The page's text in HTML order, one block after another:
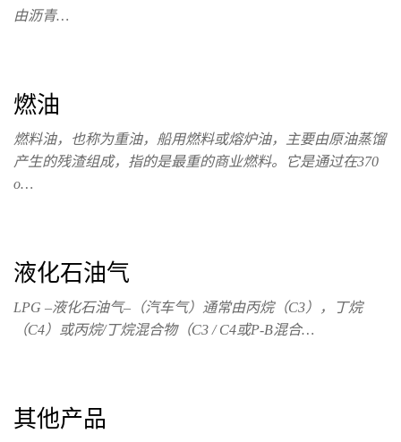
由沥青…
燃油
燃料油，也称为重油，船用燃料或熔炉油，主要由原油蒸馏
产生的残渣组成，指的是最重的商业燃料。它是通过在370
o…
液化石油气
LPG –液化石油气–（汽车气）通常由丙烷（C3），丁烷
（C4）或丙烷/丁烷混合物（C3 / C4或P-B混合…
其他产品